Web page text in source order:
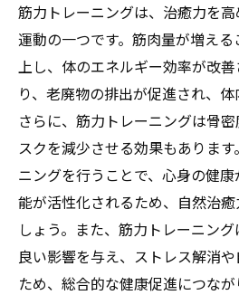
筋力トレーニングは、治癒力を
運動の一つです。筋肉量が増え
上し、体のエネルギー効率が改
り、老廃物の排出が促進され、体
さらに、筋力トレーニングは骨
スクを減少させる効果もありま
ニングを行うことで、心身の健
能が活性化されるため、自然治
しょう。また、筋力トレーニン
良い影響を与え、ストレス解消
ため、総合的な健康促進につなが